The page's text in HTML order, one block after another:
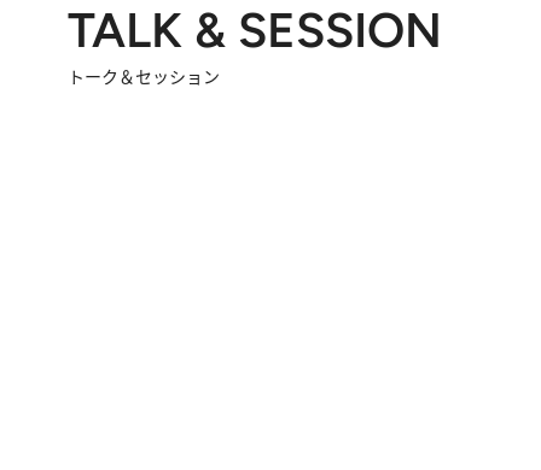
TALK & SESSION
トーク＆セッション